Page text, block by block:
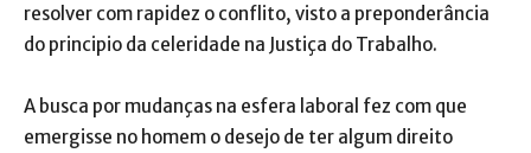
resolver com rapidez o conflito, visto a preponderância
do principio da celeridade na Justiça do Trabalho.
A busca por mudanças na esfera laboral fez com que
emergisse no homem o desejo de ter algum direito